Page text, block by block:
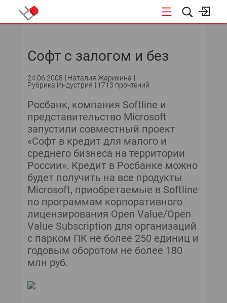
ТЕКУЩИЙ НОМЕР
Софт с залогом и без
24.06.2008
Наталия Жарихина
Рубрика:Индустрия
1713 прочтений
Росбанк, компания Softline и
представительство Microsoft
запустили совместный проект
«Софт в кредит для малого и
среднего бизнеса на территории
России». Кредит в Росбанке можно
будет получить на все продукты
Microsoft, приобретаемые в Softline
по программам корпоративного
лицензирования Open Value/Open
Value Subscription для организаций
с парком ПК не более 250 единиц и
годовым оборотом не более 180
млн руб.